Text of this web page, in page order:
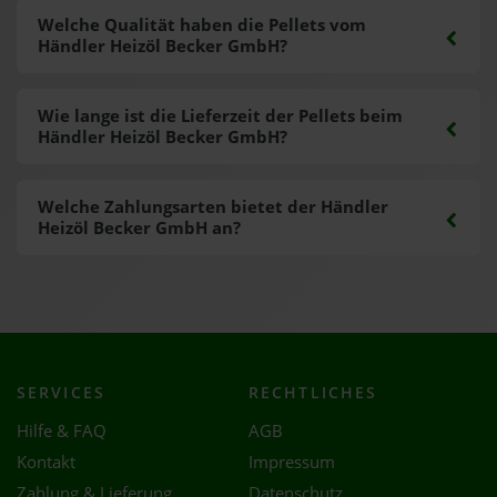
Welche Qualität haben die Pellets vom
Händler Heizöl Becker GmbH?
Wie lange ist die Lieferzeit der Pellets beim
Händler Heizöl Becker GmbH?
Welche Zahlungsarten bietet der Händler
Heizöl Becker GmbH an?
SERVICES
Hilfe & FAQ
Kontakt
RECHTLICHES
AGB
Impressum